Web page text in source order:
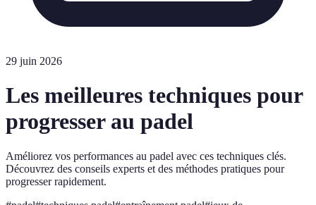
29 juin 2026
Les meilleures techniques pour
progresser au padel
Améliorez vos performances au padel avec ces techniques clés.
Découvrez des conseils experts et des méthodes pratiques pour
progresser rapidement.